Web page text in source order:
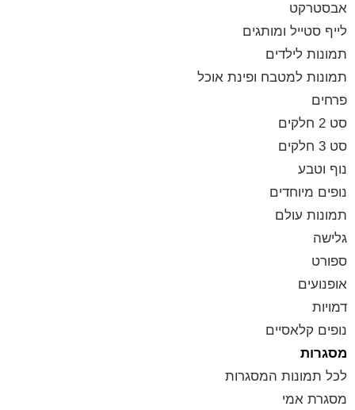
אבסטרקט
לייף סטייל ומותגים
תמונות לילדים
תמונות למטבח ופינת אוכל
פרחים
סט 2 חלקים
סט 3 חלקים
נוף וטבע
נופים מיוחדים
תמונות עולם
גלישה
ספורט
אופנועים
דמויות
נופים קלאסיים
מסגרות
לכל תמונות המסגרות
מסגרת אמי